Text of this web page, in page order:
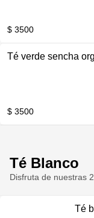
$ 3500
Té verde sencha
$ 3500
Té Blanco
Disfruta de nuestras
Té